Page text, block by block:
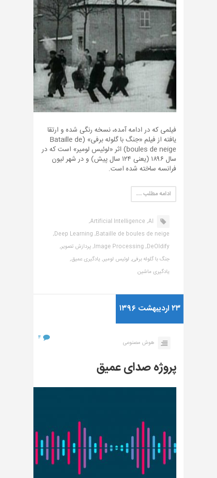
فیلمی که در ادامه آمده، نسخه رنگی شده و ارتقا
یافته از فیلم «جنگ با گلوله برفی» (Bataille de
boules de neige) اثر «لوئیس لومیر» است که در
سال ۱۸۹۶ (یعنی ۱۲۴ سال پیش) و در شهر لیون
فرانسه ساخته شده است.
ادامه مطلب …
AI,
Artificial Intelligence,
Bataille de boules de neige,
Deep Learning,
DeOldify,
Image Processing, پردازش تصویر,
جنگ با گلوله برفی, لوئیس لومیر, یادگیری عمیق,
یادگیری ماشین
۲۳ اردیبهشت ۱۳۹۶
هوش مصنوعی
۴
پروژه صدای عمیق